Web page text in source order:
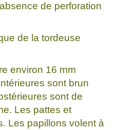
de perforation
de la tordeuse
environ 16 mm
sont brun
sont de
Les pattes et
Les papillons volent à